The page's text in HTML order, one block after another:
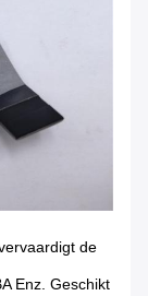
de
Enz. Geschikt